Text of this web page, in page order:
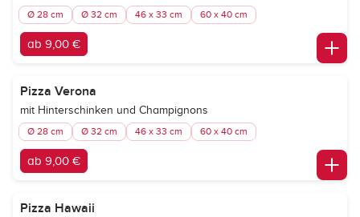
Ø 28 cm Ø 32 cm 46 x 33 cm 60 x 40 cm
ab 9,00 €
Pizza Verona
mit Hinterschinken und Champignons
Ø 28 cm Ø 32 cm 46 x 33 cm 60 x 40 cm
ab 9,00 €
Pizza Hawaii